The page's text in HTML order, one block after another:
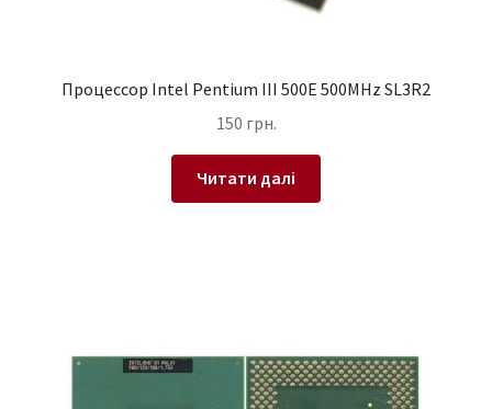
Процессор Intel Pentium III 500E 500MHz SL3R2
150 грн.
Читати далі